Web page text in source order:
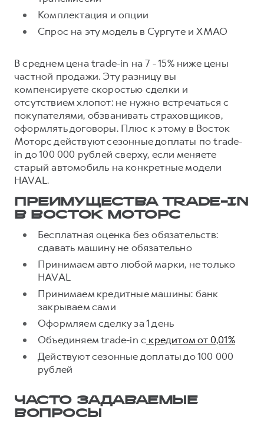
Комплектация и опции
Спрос на эту модель в Сургуте и ХМАО
В среднем цена trade-in на 7 - 15% ниже цены
частной продажи. Эту разницу вы
компенсируете скоростью сделки и
отсутствием хлопот: не нужно встречаться с
покупателями, обзванивать страховщиков,
оформлять договоры. Плюс к этому в Восток
Моторс действуют сезонные доплаты по trade-
in до 100 000 рублей сверху, если меняете
старый автомобиль на конкретные модели
HAVAL.
ПРЕИМУЩЕСТВА TRADE-IN
В ВОСТОК МОТОРС
Бесплатная оценка без обязательств:
сдавать машину не обязательно
Принимаем авто любой марки, не только
HAVAL
Принимаем кредитные машины: банк
закрываем сами
Оформляем сделку за 1 день
Объединяем trade-in с кредитом от 0,01%
Действуют сезонные доплаты до 100 000
рублей
ЧАСТО ЗАДАВАЕМЫЕ
ВОПРОСЫ